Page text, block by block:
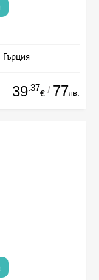
39.37
€ / 77лв.